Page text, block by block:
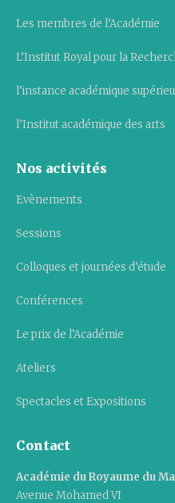
Les membres de l’Académie
L’Institut Royal pour la
l’instance académique
l’Institut académique des arts
Nos activités
Evènements
Sessions
Colloques et journées d’étude
Conférences
Le prix de l’Académie
Ateliers
Spectacles et Expositions
Contact
Académie du Royaume du
Avenue Mohamed VI